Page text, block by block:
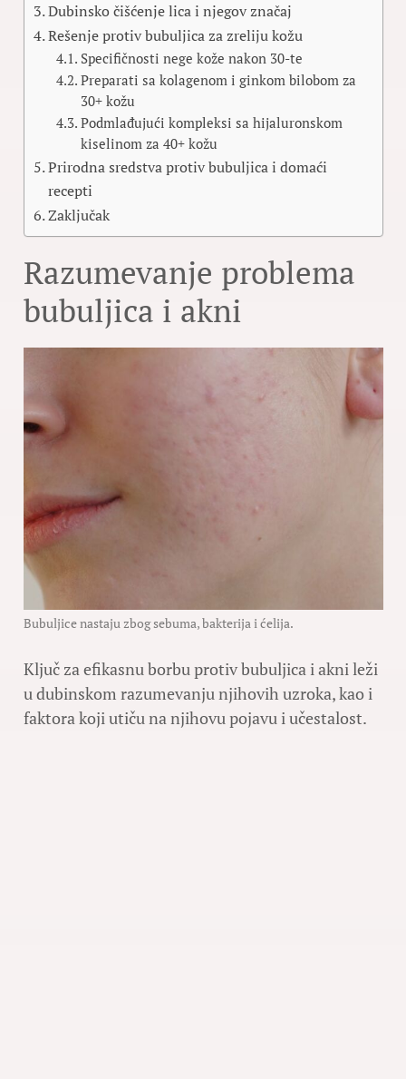
Dubinsko čišćenje lica i njegov značaj
Rešenje protiv bubuljica za zreliju kožu
Specifičnosti nege kože nakon 30-te
Preparati sa kolagenom i ginkom bilobom za
30+ kožu
Podmlađujući kompleksi sa hijaluronskom
kiselinom za 40+ kožu
Prirodna sredstva protiv bubuljica i domaći
recepti
Zaključak
Razumevanje problema
bubuljica i akni
Bubuljice nastaju zbog sebuma, bakterija i ćelija.
Ključ za efikasnu borbu protiv bubuljica i akni leži
u dubinskom razumevanju njihovih uzroka, kao i
faktora koji utiču na njihovu pojavu i učestalost.